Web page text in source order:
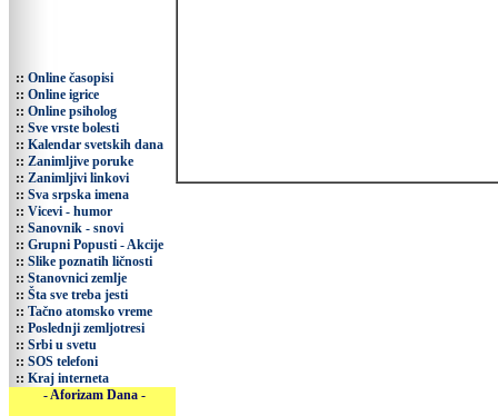
:: Online časopisi
:: Online igrice
:: Online psiholog
:: Sve vrste bolesti
:: Kalendar svetskih dana
:: Zanimljive poruke
:: Zanimljivi linkovi
:: Sva srpska imena
:: Vicevi - humor
:: Sanovnik - snovi
:: Grupni Popusti - Akcije
:: Slike poznatih ličnosti
:: Stanovnici zemlje
:: Šta sve treba jesti
:: Tačno atomsko vreme
:: Poslednji zemljotresi
:: Srbi u svetu
:: SOS telefoni
:: Kraj interneta
- Aforizam Dana -